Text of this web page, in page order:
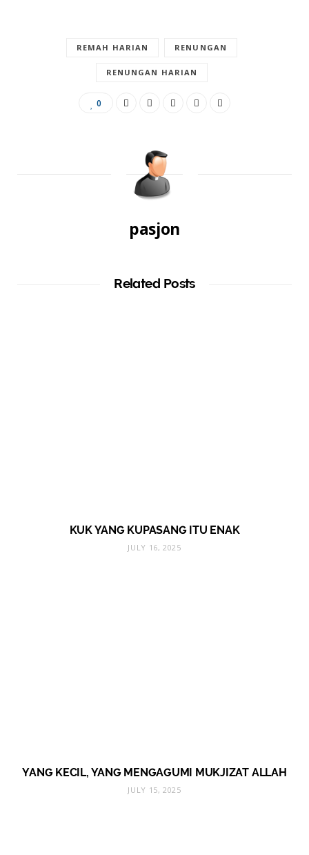
REMAH HARIAN RENUNGAN
RENUNGAN HARIAN
0
pasjon
Related Posts
KUK YANG KUPASANG ITU ENAK
JULY 16, 2025
YANG KECIL, YANG MENGAGUMI MUKJIZAT ALLAH
JULY 15, 2025